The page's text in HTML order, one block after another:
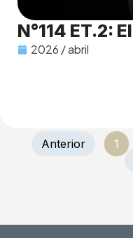
N°114 ET.2:
2026 / abril
Anterior 1